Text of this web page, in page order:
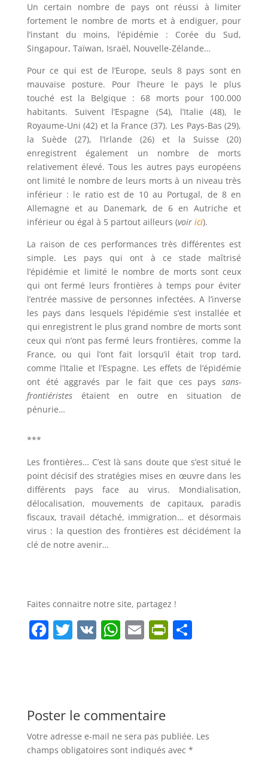
Un certain nombre de pays ont réussi à limiter
fortement le nombre de morts et à endiguer, pour
l’instant du moins, l’épidémie : Corée du Sud,
Singapour, Taïwan, Israël, Nouvelle-Zélande…
Pour ce qui est de l’Europe, seuls 8 pays sont en
mauvaise posture. Pour l’heure le pays le plus
touché est la Belgique : 68 morts pour 100.000
habitants. Suivent l’Espagne (54), l’Italie (48), le
Royaume-Uni (42) et la France (37). Les Pays-Bas (29),
la Suède (27), l’Irlande (26) et la Suisse (20)
enregistrent également un nombre de morts
relativement élevé. Tous les autres pays européens
ont limité le nombre de leurs morts à un niveau très
inférieur : le ratio est de 10 au Portugal, de 8 en
Allemagne et au Danemark, de 6 en Autriche et
inférieur ou égal à 5 partout ailleurs (voir ici).
La raison de ces performances très différentes est
simple. Les pays qui ont à ce stade maîtrisé
l’épidémie et limité le nombre de morts sont ceux
qui ont fermé leurs frontières à temps pour éviter
l’entrée massive de personnes infectées. A l’inverse
les pays dans lesquels l’épidémie s’est installée et
qui enregistrent le plus grand nombre de morts sont
ceux qui n’ont pas fermé leurs frontières, comme la
France, ou qui l’ont fait lorsqu’il était trop tard,
comme l’Italie et l’Espagne. Les effets de l’épidémie
ont été aggravés par le fait que ces payssans-
frontiéristesétaient en outre en situation de
pénurie…
***
Les frontières… C’est là sans doute que s’est situé le
point décisif des stratégies mises en œuvre dans les
différents pays face au virus. Mondialisation,
délocalisation, mouvements de capitaux, paradis
fiscaux, travail détaché, immigration… et désormais
virus : la question des frontières est décidément la
clé de notre avenir…
Faites connaitre notre site, partagez !
F
b
o
o
T V W
A
p
p
E Pr
dl
P
Poster le commentaire
Votre adresse e-mail ne sera pas publiée. Les
champs obligatoires sont indiqués avec *